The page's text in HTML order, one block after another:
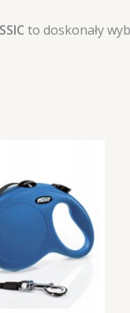
to doskonały